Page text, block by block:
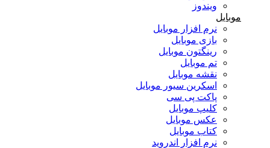
ویندوز
موبایل
نرم افزار موبایل
بازی موبایل
رینگتون موبایل
تم موبایل
نقشه موبایل
اسکرین سیور موبایل
پاکت پی سی
کلیپ موبایل
عکس موبایل
کتاب موبایل
نرم افزار اندروید